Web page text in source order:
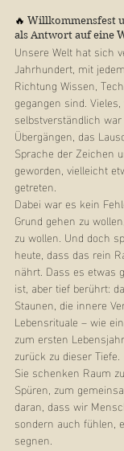
🔥 Willkommensfest
als Antwort auf eine
Unsere Welt hat sich
Jahrhundert, mit
Richtung Wissen,
gegangen sind.
selbstverständlich
Übergängen, das
Sprache der Zeichen
geworden, vielleicht
getreten.
Dabei war es kein
Grund gehen zu
zu wollen. Und doch
heute, dass das rein
nährt. Dass es etwas
ist, aber tief berührt:
Staunen, die innere
Lebensrituale – wie
zum ersten
zurück zu dieser Tiefe.
Sie schenken Raum
Spüren, zum
daran, dass wir
sondern auch fühlen,
segnen.